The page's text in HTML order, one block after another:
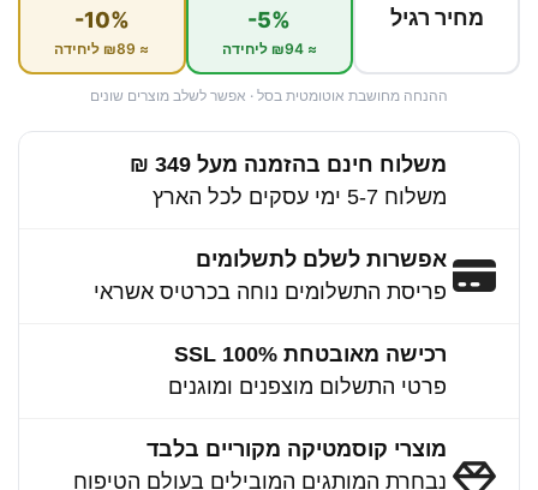
מחיר רגיל -5%
≈ ₪94 ליחידה
-10%
≈ ₪89 ליחידה
ההנחה מחושבת אוטומטית בסל · אפשר לשלב מוצרים שונים
משלוח חינם בהזמנה מעל 349 ₪
משלוח 5-7 ימי עסקים לכל הארץ
אפשרות לשלם לתשלומים
פריסת התשלומים נוחה בכרטיס אשראי
רכישה מאובטחת 100% SSL
פרטי התשלום מוצפנים ומוגנים
מוצרי קוסמטיקה מקוריים בלבד
נבחרת המותגים המובילים בעולם הטיפוח